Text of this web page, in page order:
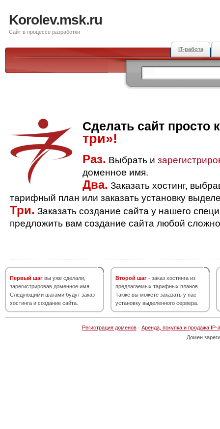
Korolev.msk.ru
Сайт в процессе разработки
IT-работа
Сделать сайт просто
три»!
Раз. Выбрать и
доменное имя.
Два. Заказать хостинг,
тарифный план или заказать установку
Три. Заказать создание сайта у нашего
предложить вам создание сайта любой
Первый шаг вы уже сделали,
зарегистрировав доменное имя.
Следующими шагами будут заказ
хостинга и создание сайта.
Второй шаг - заказ хостинга из
предлагаемых тарифных планов.
Также вы можете заказать у нас
установку выделенного сервера.
Регистрация доменов· Аренда, покупка и продажа IP-
Домен